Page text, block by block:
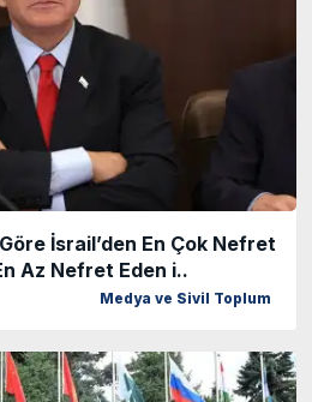
İsrail’den En Çok Nefret
Az Nefret Eden i..
Medya ve Sivil Toplum